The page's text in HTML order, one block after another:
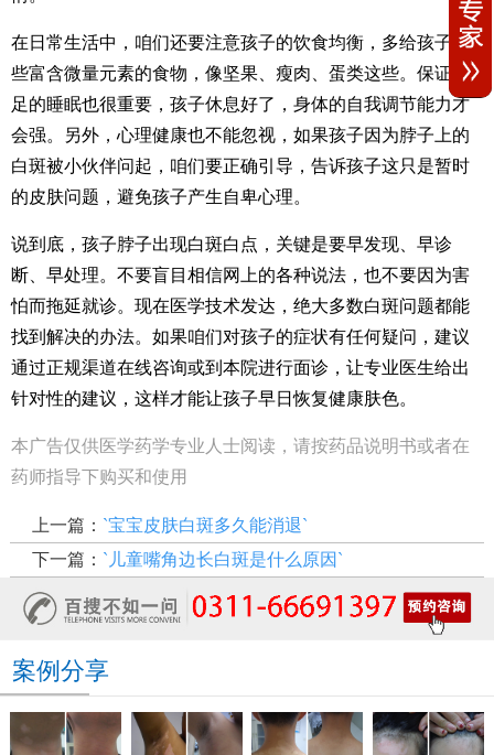
在日常生活中，咱们还要注意孩子的饮食均衡，多给孩子吃
些富含微量元素的食物，像坚果、瘦肉、蛋类这些。保证充
足的睡眠也很重要，孩子休息好了，身体的自我调节能力才
会强。另外，心理健康也不能忽视，如果孩子因为脖子上的
白斑被小伙伴问起，咱们要正确引导，告诉孩子这只是暂时
的皮肤问题，避免孩子产生自卑心理。
说到底，孩子脖子出现白斑白点，关键是要早发现、早诊
断、早处理。不要盲目相信网上的各种说法，也不要因为害
怕而拖延就诊。现在医学技术发达，绝大多数白斑问题都能
找到解决的办法。如果咱们对孩子的症状有任何疑问，建议
通过正规渠道在线咨询或到本院进行面诊，让专业医生给出
针对性的建议，这样才能让孩子早日恢复健康肤色。
本广告仅供医学药学专业人士阅读，请按药品说明书或者在
药师指导下购买和使用
上一篇： `宝宝皮肤白斑多久能消退`
下一篇： `儿童嘴角边长白斑是什么原因`
案例分享